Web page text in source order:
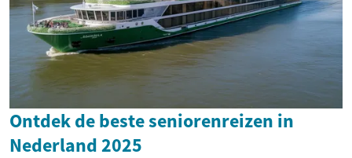
Ontdek de beste seniorenreizen in
Nederland 2025